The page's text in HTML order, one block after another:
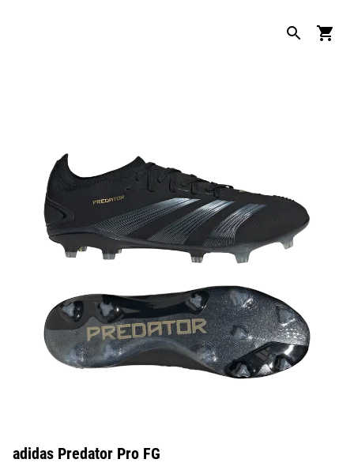
adidas Predator Pro FG